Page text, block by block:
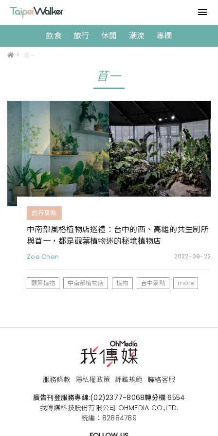
飲食 旅行 休閒 潮流 專欄
> 苜一
苜一
旅行景點
中南部風格植物店巡禮：台中的酉、高雄的共生制所
與苜一，都是觀葉植物迷的秘境植物店
Zoe Chen 2022-09-22
觀葉植物 中南部植物店 植物 台中景點 more
服務條款 隱私權政策 評鑑規範 聯絡客服
廣告刊登服務專線:(02)2377-8068轉分機 6554
我傳媒科技股份有限公司 OHMEDIA CO.,LTD.
統編：82884789